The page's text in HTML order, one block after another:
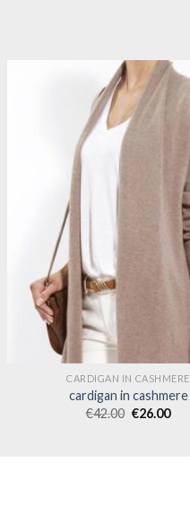
CARDIGAN IN CASHMERE
cardigan in cashmere
€42.00 €26.00